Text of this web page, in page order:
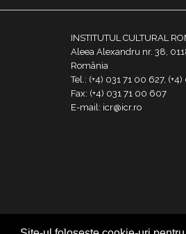
INSTITUTUL CULTURAL
Aleea Alexandru nr. 38,
România
Tel.: (+4) 031 71 00 627,
Fax: (+4) 031 71 00 607
E-mail: icr@icr.ro